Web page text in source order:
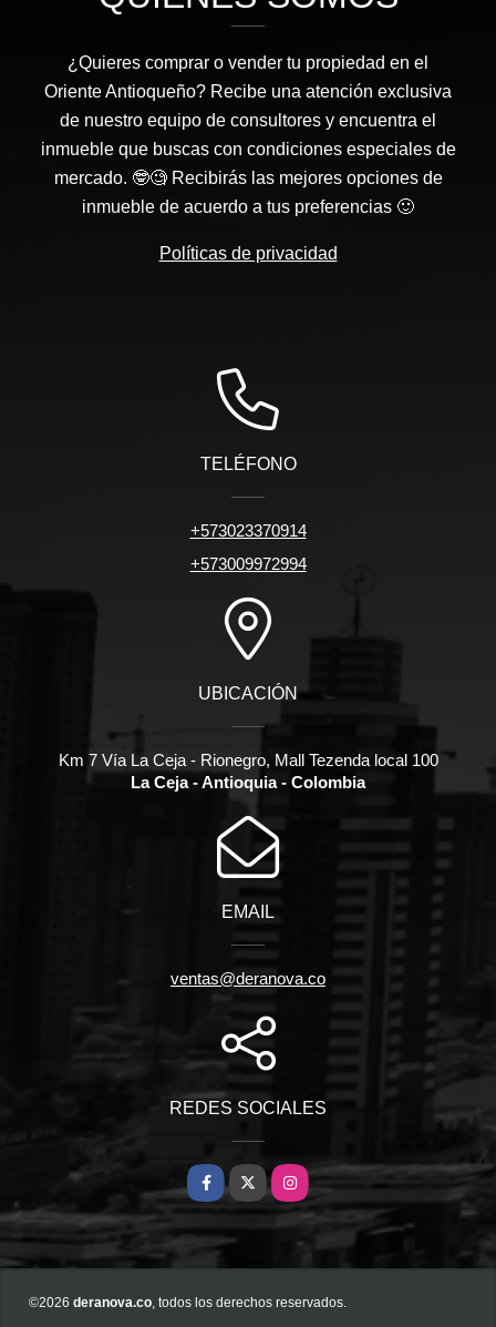
¿Quieres comprar o vender tu propiedad en el
Oriente Antioqueño? Recibe una atención exclusiva
de nuestro equipo de consultores y encuentra el
inmueble que buscas con condiciones especiales de
mercado. 🤓🧐 Recibirás las mejores opciones de
inmueble de acuerdo a tus preferencias 🙂
Políticas de privacidad
TELÉFONO
+573023370914
+573009972994
UBICACIÓN
Km 7 Vía La Ceja - Rionegro, Mall Tezenda local 100
La Ceja - Antioquia - Colombia
EMAIL
ventas@deranova.co
REDES SOCIALES
Facebook
X Instagram
©2026 deranova.co , todos los derechos reservados.